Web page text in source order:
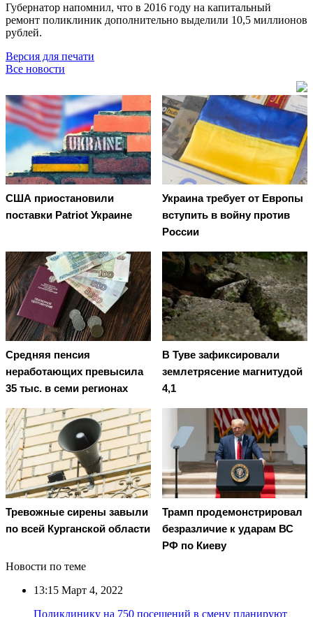
Губернатор напомнил, что в 2016 году на капитальный
ремонт поликлиник дополнительно выделили 10,5 миллионов
рублей.
Версия для печати
Все новости
США приостановили
поставки Patriot Украине
Украина требует от Европы
вступить в войну против
России
Средняя пенсия
неработающих превысила
35 тыс. в семи регионах
В Туве зафиксировали
землетрясение магнитудой
4,1
Тревожные сирены завыли
по всей Курганской области
Трамп продемонстрировал
безразличие к ударам ВС
РФ по Киеву
Новости по теме
13:15 Март 4, 2022
Поликлинику на 750 посещений в смену планируют